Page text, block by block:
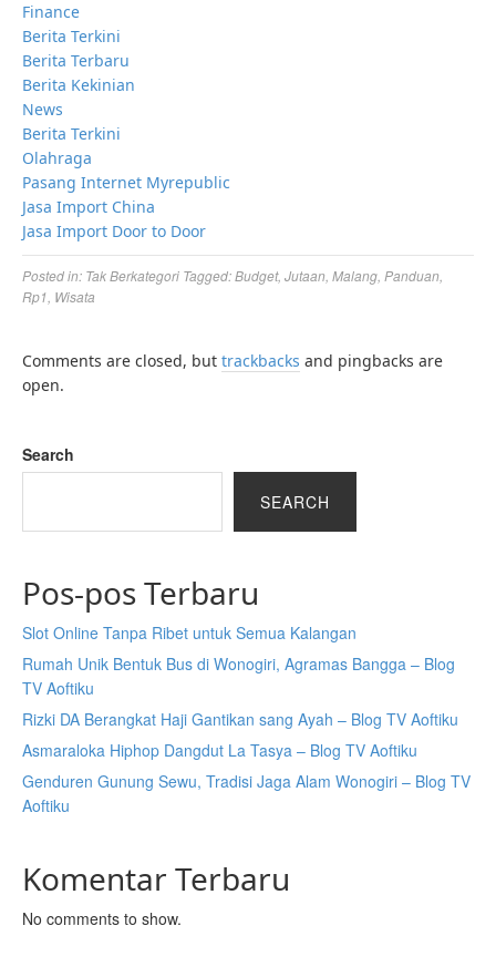
Finance
Berita Terkini
Berita Terbaru
Berita Kekinian
News
Berita Terkini
Olahraga
Pasang Internet Myrepublic
Jasa Import China
Jasa Import Door to Door
Posted in: Tak Berkategori Tagged:Budget, Jutaan Malang Panduan
Rp1 Wisata
Comments are closed, but trackbacks and pingbacks are
open.
Search
SEARCH
Pos-pos Terbaru
Slot Online Tanpa Ribet untuk Semua Kalangan
Rumah Unik Bentuk Bus di Wonogiri, Agramas Bangga – Blog
TV Aoftiku
Rizki DA Berangkat Haji Gantikan sang Ayah – Blog TV Aoftiku
Asmaraloka Hiphop Dangdut La Tasya – Blog TV Aoftiku
Genduren Gunung Sewu, Tradisi Jaga Alam Wonogiri – Blog TV
Aoftiku
Komentar Terbaru
No comments to show.